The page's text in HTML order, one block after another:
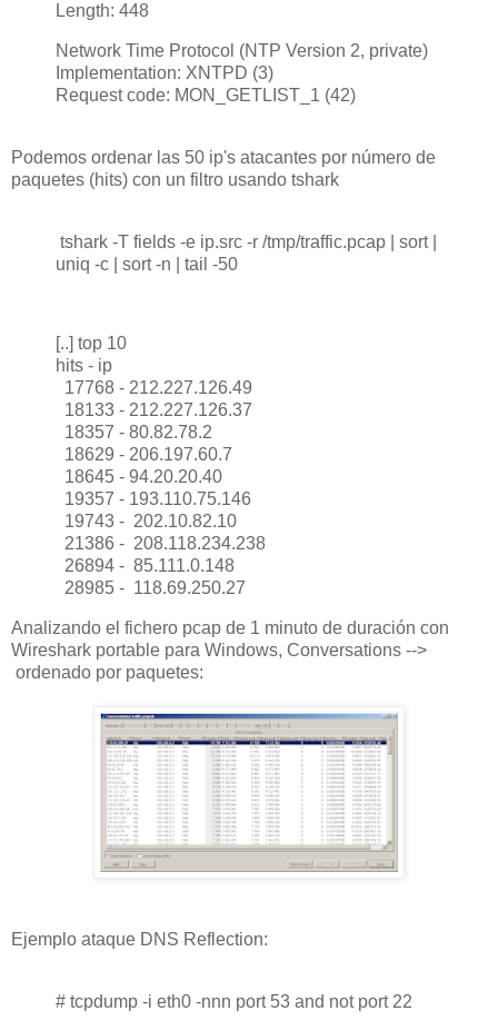
Length: 448
Network Time Protocol (NTP Version 2, private)
Implementation: XNTPD (3)
Request code: MON_GETLIST_1 (42)
Podemos ordenar las 50 ip's atacantes por número de
paquetes (hits) con un filtro usando tshark
tshark -T fields -e ip.src -r /tmp/traffic.pcap | sort |
uniq -c | sort -n | tail -50
[..] top 10
hits - ip
17768 - 212.227.126.49
18133 - 212.227.126.37
18357 - 80.82.78.2
18629 - 206.197.60.7
18645 - 94.20.20.40
19357 - 193.110.75.146
19743 - 202.10.82.10
21386 - 208.118.234.238
26894 - 85.111.0.148
28985 - 118.69.250.27
Analizando el fichero pcap de 1 minuto de duración con
Wireshark portable para Windows, Conversations -->
ordenado por paquetes:
Ejemplo ataque DNS Reflection:
# tcpdump -i eth0 -nnn port 53 and not port 22